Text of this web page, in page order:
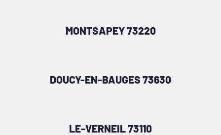
MONTSAPEY 73220
DOUCY-EN-BAUGES 73630
LE-VERNEIL 73110